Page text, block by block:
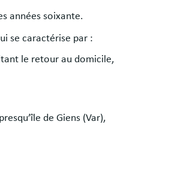
années soixante.
se caractérise par :
le retour au domicile,
de Giens (Var),